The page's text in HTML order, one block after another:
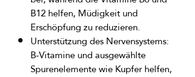
B12 helfen, Müdigkeit und
Erschöpfung zu reduzieren.
Unterstützung des Nervensystems:
B-Vitamine und ausgewählte
Spurenelemente wie Kupfer helfen,